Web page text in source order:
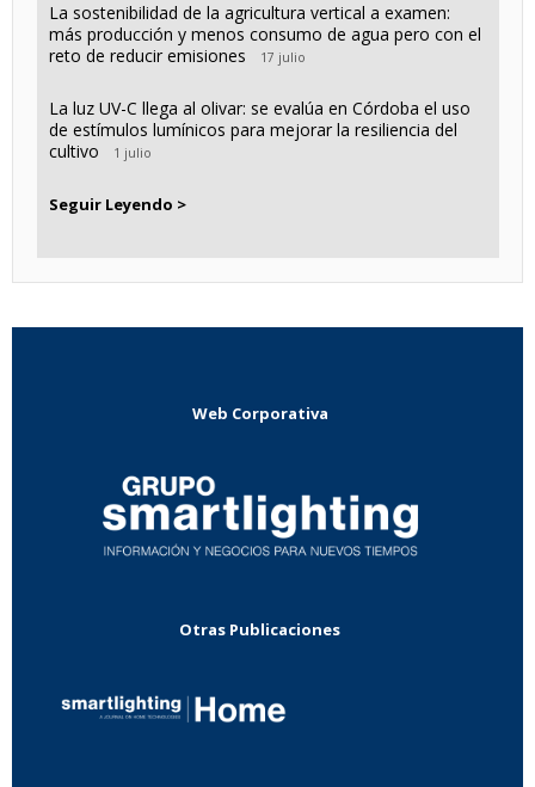
La sostenibilidad de la agricultura vertical a examen:
más producción y menos consumo de agua pero con el
reto de reducir emisiones
17 julio
La luz UV-C llega al olivar: se evalúa en Córdoba el uso
de estímulos lumínicos para mejorar la resiliencia del
cultivo
1 julio
Seguir Leyendo >
Web Corporativa
Otras Publicaciones